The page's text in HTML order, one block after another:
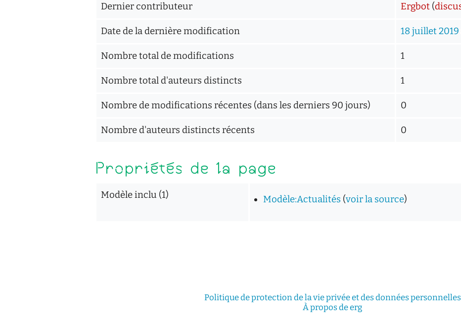
Dernier contributeur Ergbot (
Date de la dernière modification 18 juillet 2019
Nombre total de modifications 1
Nombre total d'auteurs distincts 1
Nombre de modifications récentes (dans les derniers 90 jours) 0
Nombre d'auteurs distincts récents 0
Propriétés de la page
Modèle inclu (1) Modèle:Actualités (voir la source)
Politique de protection de la vie privée et des données personnelles
À propos de erg